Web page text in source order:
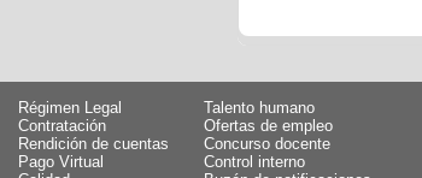
Régimen Legal
Talento humano
Contratación
Ofertas de empleo
Rendición de cuentas
Concurso docente
Pago Virtual
Control interno